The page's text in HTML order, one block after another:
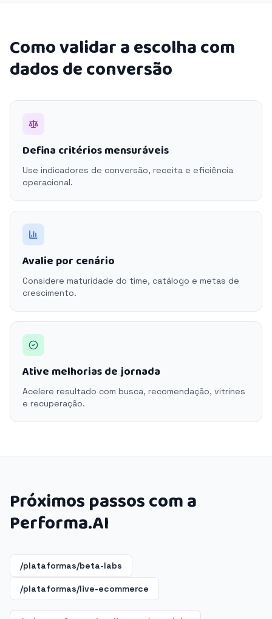
Como validar a escolha com
dados de conversão
Defina critérios mensuráveis
Use indicadores de conversão, receita e eficiência
operacional.
Avalie por cenário
Considere maturidade do time, catálogo e metas de
crescimento.
Ative melhorias de jornada
Acelere resultado com busca, recomendação, vitrines
e recuperação.
Próximos passos com a
Performa.AI
/plataformas/beta-labs
/plataformas/live-ecommerce